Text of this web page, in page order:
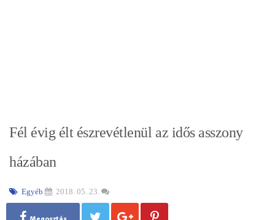
Fél évig élt észrevétlenül az idős asszony
házában
Egyéb 2018. 05. 23.